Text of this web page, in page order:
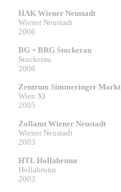
HAK Wiener Neustadt
Wiener Neustadt
2006
BG + BRG Stockerau
Stockerau
2006
Zentrum Simmeringer Markt
Wien XI
2005
Zollamt Wiener Neustadt
Wiener Neustadt
2003
HTL Hollabrunn
Hollabrunn
2003